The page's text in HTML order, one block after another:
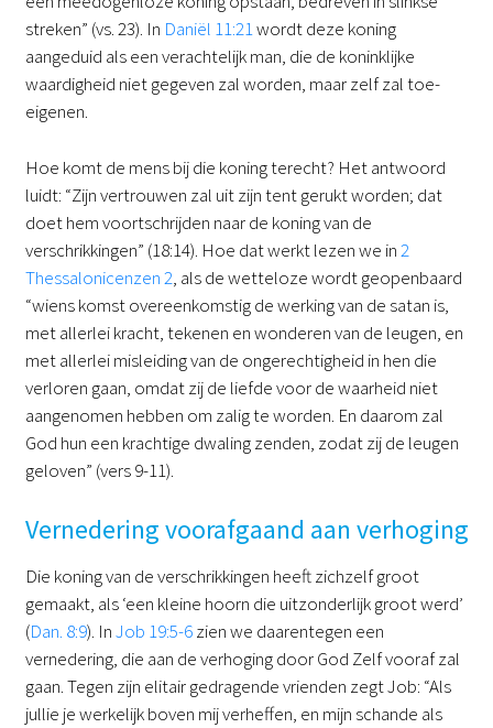
streken” (vs. 23). In Daniël 11:21wordt deze koning
aangeduid als een verachtelijk man, die de koninklijke
waardigheid niet gegeven zal worden, maar zelf zal toe-
eigenen.
Hoe komt de mens bij die koning terecht? Het antwoord
luidt: “Zijn vertrouwen zal uit zijn tent gerukt worden; dat
doet hem voortschrijden naar de koning van de
verschrikkingen” (18:14). Hoe dat werkt lezen we in2
Thessalonicenzen 2, als de wetteloze wordt geopenbaard
“wiens komst overeenkomstig de werking van de satan is,
met allerlei kracht, tekenen en wonderen van de leugen, en
met allerlei misleiding van de ongerechtigheid in hen die
verloren gaan, omdat zij de liefde voor de waarheid niet
aangenomen hebben om zalig te worden. En daarom zal
God hun een krachtige dwaling zenden, zodat zij de leugen
geloven” (vers 9-11).
Vernedering voorafgaand aan verhoging
Die koning van de verschrikkingen heeft zichzelf groot
gemaakt, als ‘een kleine hoorn die uitzonderlijk groot werd’
(Dan. 8:9). InJob 19:5-6zien we daarentegen een
vernedering, die aan de verhoging door God Zelf vooraf zal
gaan. Tegen zijn elitair gedragende vrienden zegt Job: “Als
jullie je werkelijk boven mij verheffen, en mijn schande als